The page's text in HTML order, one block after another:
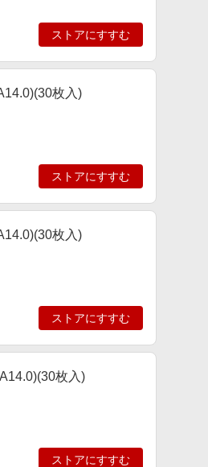
ストアにすすむ
枚入)
ストアにすすむ
枚入)
ストアにすすむ
枚入)
ストアにすすむ